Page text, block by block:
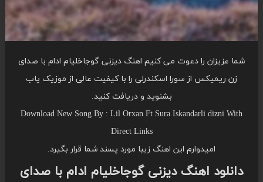
شما عزیزان را دعوت می کنیم اهنگ دیزنی گوجاخلیام ادام با صدای
زن ریمیکس از سورا اسکندرلی را با کیفیت عالی از موزیک یاب
بشنوید و دریافت کنید.
Download New Song By : Lil Orxan Ft Sura Iskandarli dizni With
Direct Links
امیدوارم این اهنگ زیبا مورد پسند شما قرار بگیرد.
دانلود اهنگ دیزنی گوجاخلیام ادام با صدای